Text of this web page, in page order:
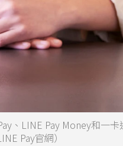
、LINE Pay Money和一卡
Pay官網）